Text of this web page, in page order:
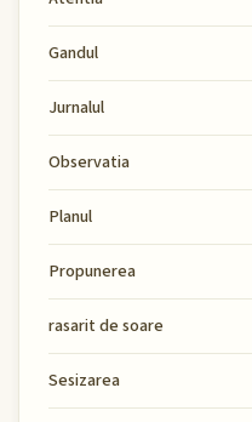
Gandul
Jurnalul
Observatia
Planul
Propunerea
rasarit de soare
Sesizarea